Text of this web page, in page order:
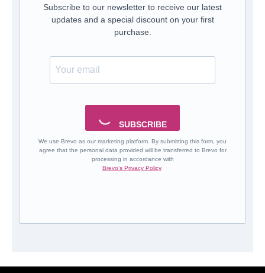
Subscribe to our newsletter to receive our latest
updates and a special discount on your first
purchase.
SUBSCRIBE
We use Brevo as our marketing platform. By submitting this form, you
agree that the personal data provided will be transferred to Brevo for
processing in accordance with
Brevo’s Privacy Policy.